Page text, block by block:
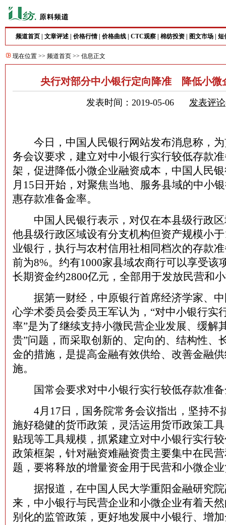
频道首页 文章评述 价格行情| 价格曲线 CTC观察 棉纺投资 图文市场 短
现在位置 >> 频道首页 >> 信息正文
央行对部分中小银行定向降准 降低小微
发表时间：2019-05-06 发表评
今日，中国人民银行网站发布消息称，为
务会议要求，建立对中小银行实行较低存款
架，促进降低小微企业融资成本，中国人民
月15日开始，对聚焦当地、服务县域的中小
惠存款准备金率。
中国人民银行表示，对仅在本县级行政区
他县级行政区域设有分支机构但资产规模小
业银行，执行与农村信用社相同档次的存款
前为8%。约有1000家县域农商行可以享受该
长期资金约2800亿元，全部用于发放民营和
据第一财经，中原银行首席经济学家、中
心学术委员会委员王军认为，“对中小银行实
率”是为了继续支持小微民营企业发展、缓解
贵”问题，而采取创新的、定向的、结构性、
金的措施，是提高金融有效供给、改善金融
施。
国常会要求对中小银行实行较低存款准备
4月17日，国务院常务会议指出，坚持不
施好稳健的货币政策，灵活运用货币政策工
贴现等工具规模，抓紧建立对中小银行实行
政策框架，针对融资难融资贵主要集中在民
题，要将释放的增量资金用于民营和小微企
据报道，在中国人民大学重阳金融研究院
来，中小银行与民营企业和小微企业有着天
别化的监管政策，更好地发展中小银行、增